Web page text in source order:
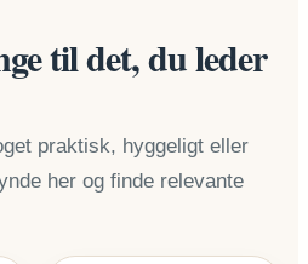
til det, du leder
praktisk, hyggeligt eller
her og finde relevante